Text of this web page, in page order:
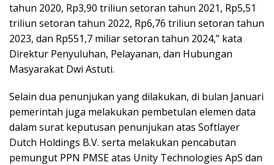
tahun 2020, Rp3,90 triliun setoran tahun 2021, Rp5,51
triliun setoran tahun 2022, Rp6,76 triliun setoran tahun
2023, dan Rp551,7 miliar setoran tahun 2024,” kata
Direktur Penyuluhan, Pelayanan, dan Hubungan
Masyarakat Dwi Astuti.
Selain dua penunjukan yang dilakukan, di bulan Januari
pemerintah juga melakukan pembetulan elemen data
dalam surat keputusan penunjukan atas Softlayer
Dutch Holdings B.V. serta melakukan pencabutan
pemungut PPN PMSE atas Unity Technologies ApS dan